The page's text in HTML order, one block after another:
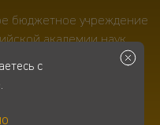
бюджетное учреждение
академии наук,
с